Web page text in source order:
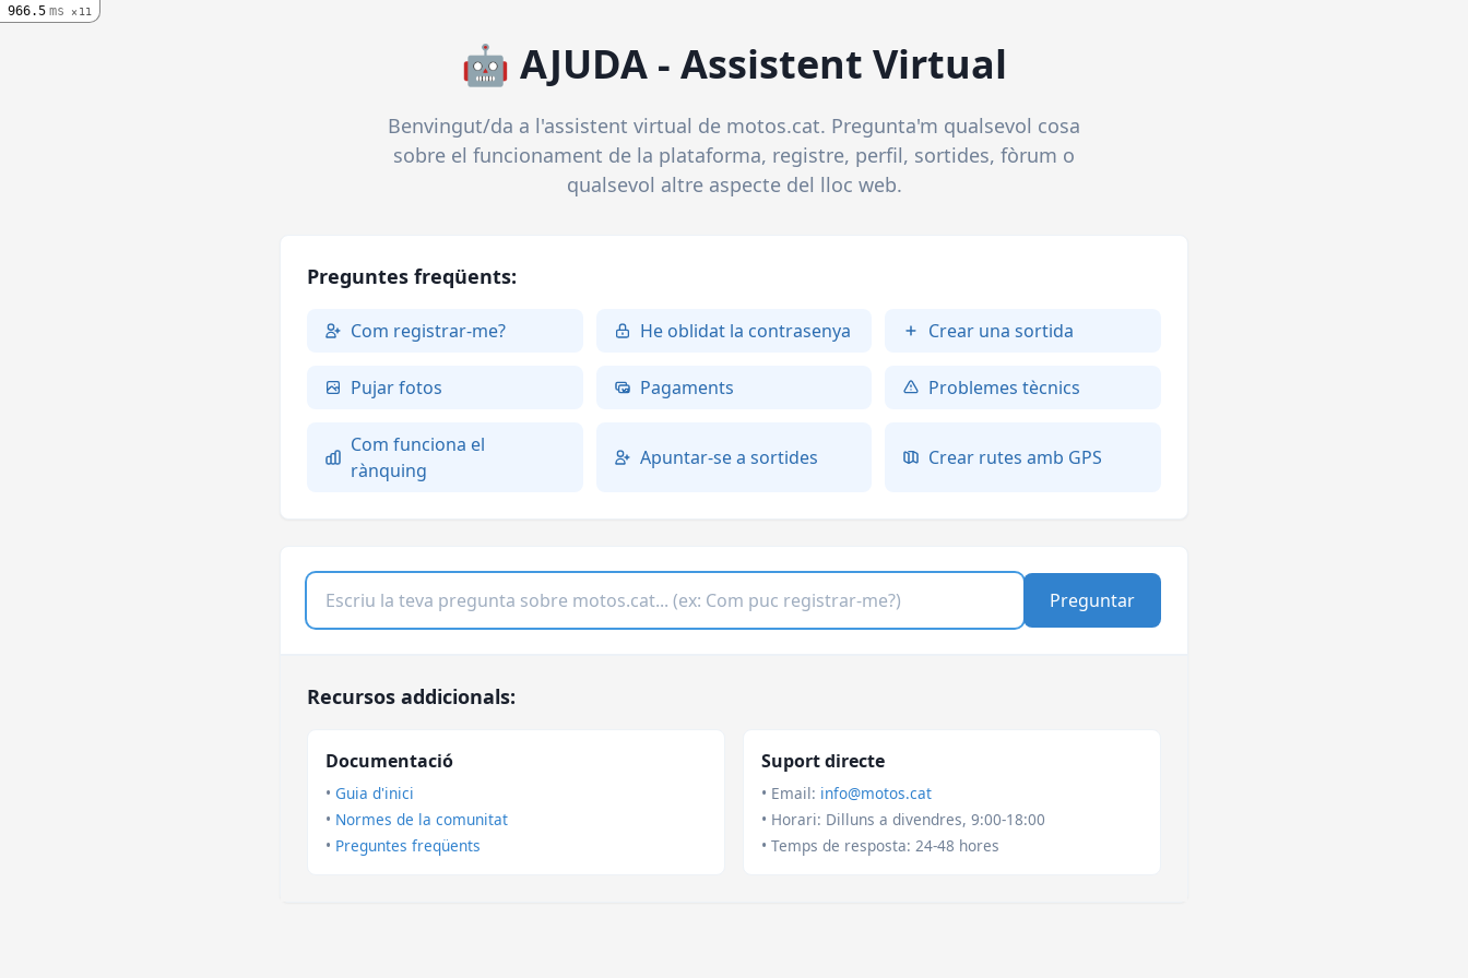
🤖 AJUDA - Assistent Virtual
Benvingut/da a l'assistent virtual de motos.cat. Pregunta'm qualsevol cosa
sobre el funcionament de la plataforma, registre, perfil, sortides, fòrum o
qualsevol altre aspecte del lloc web.
Preguntes freqüents:
Com registrar-me? He oblidat la contrasenya Crear una sortida
Pujar fotos Pagaments Problemes tècnics
Com funciona el
rànquing
Apuntar-se a sortides Crear rutes amb GPS
Recursos addicionals:
Documentació
• Guia d'inici
• Normes de la comunitat
• Preguntes freqüents
Suport directe
• Email: info@motos.cat
• Horari: Dilluns a divendres, 9:00-18:00
• Temps de resposta: 24-48 hores
966.5 ms 11